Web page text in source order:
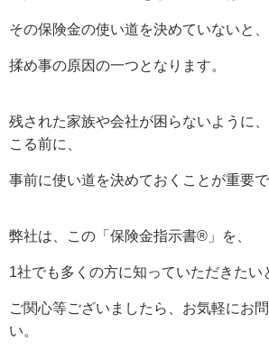
その保険金の使い道を決めていないと、
揉め事の原因の一つとなります。
残された家族や会社が困らないように
こる前に、
事前に使い道を決めておくことが重要で
弊社は、この「保険金指示書®」を、
1社でも多くの方に知っていただきたい
ご関心等ございましたら、お気軽にお
い。